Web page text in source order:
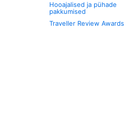
Hooajalised ja pühade
pakkumised
Traveller Review Awards